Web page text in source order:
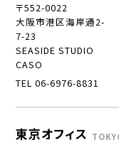
〒552-0022
大阪市港区海岸通2-
7-23
SEASIDE STUDIO
CASO
TEL 06-6976-8831
東京オフィス